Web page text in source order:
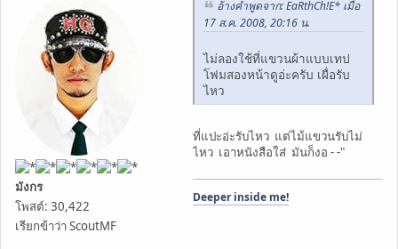
มังกร
โพสต์: 30,422
เรียกข้าว่า ScoutMF
อ้างคำพูดจาก: EaRthCh!E* เมื่อ
17 ส.ค. 2008, 20:16 น.
ไม่ลองใช้ที่แขวนผ้าแบบเทป
โฟมสองหน้าดูอ่ะครับ เผื่อรับ
ไหว
ที่แปะอ่ะรับไหว แต่ไม้แขวนรับไม่
ไหว เอาหนังสือใส่ มันก็งอ - -"
Deeper inside me!